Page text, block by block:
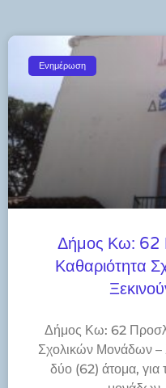
Ενημέρωση
Δήμος Κω: 62
Καθαριότητα
Δήμος Κω: 62
Σχολικών Μονάδων –
δύο (62) άτομα, για